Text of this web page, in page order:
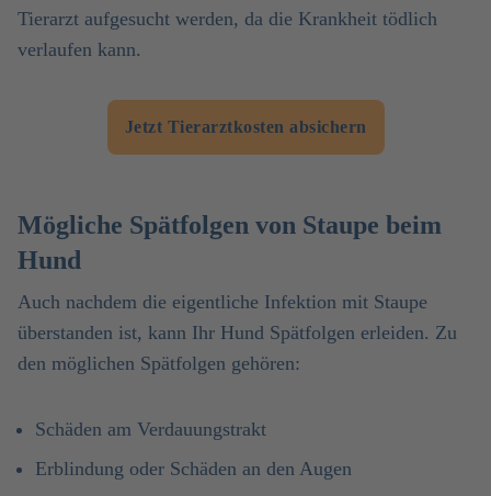
Tierarzt aufgesucht werden, da die Krankheit tödlich
verlaufen kann.
Jetzt Tierarztkosten absichern
Mögliche Spätfolgen von Staupe beim
Hund
Auch nachdem die eigentliche Infektion mit Staupe
überstanden ist, kann Ihr Hund Spätfolgen erleiden. Zu
den möglichen Spätfolgen gehören:
Schäden am Verdauungstrakt
Erblindung oder Schäden an den Augen